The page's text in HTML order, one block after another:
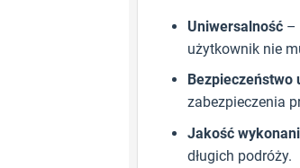
Uniwersalność–
użytkownik nie
Bezpieczeństwo
zabezpieczenia
Jakość
długich podróży.